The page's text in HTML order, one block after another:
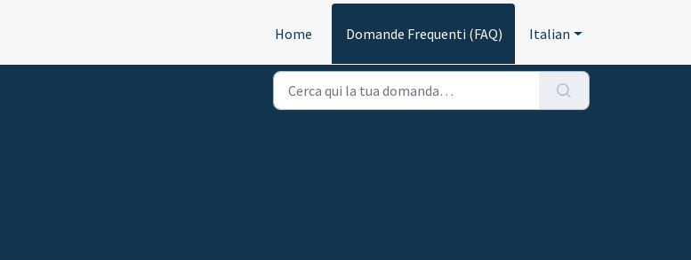
Home Domande Frequenti (FAQ) Italian